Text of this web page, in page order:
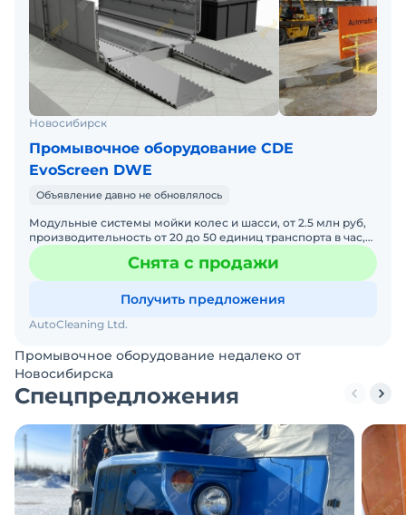
Новосибирск
Промывочное оборудование CDE
EvoScreen DWE
Объявление давно не обновлялось
Модульные системы мойки колес и шасси, от 2.5 млн руб,
производительность от 20 до 50 единиц транспорта в час,
для грузовиков и любой спецтехники. Мобильная и п
Снята с продажи
Получить предложения
AutoCleaning Ltd.
Промывочное оборудование недалеко от
Новосибирска
Спецпредложения